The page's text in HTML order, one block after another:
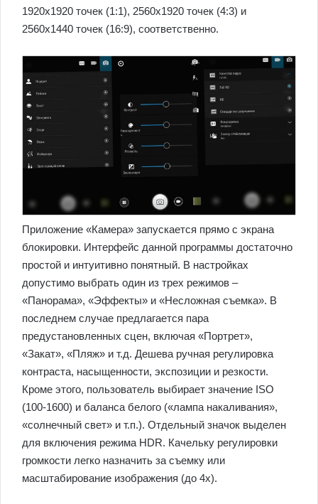
1920х1920 точек (1:1), 2560х1920 точек (4:3) и
2560х1440 точек (16:9), соответственно.
Приложение «Камера» запускается прямо с экрана
блокировки. Интерфейс данной программы достаточно
простой и интуитивно понятный. В настройках
допустимо выбрать один из трех режимов –
«Панорама», «Эффекты» и «Несложная съемка». В
последнем случае предлагается пара
предустановленных сцен, включая «Портрет»,
«Закат», «Пляж» и т.д. Дешева ручная регулировка
контраста, насыщенности, экспозиции и резкости.
Кроме этого, пользователь выбирает значение ISO
(100-1600) и баланса белого («лампа накаливания»,
«солнечный свет» и т.п.). Отдельный значок выделен
для включения режима HDR. Качельку регулировки
громкости легко назначить за съемку или
масштабирование изображения (до 4х).